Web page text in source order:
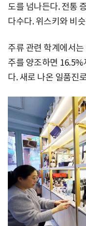
도를 넘나든다. 전통
다수다. 위스키와 비
주류 관련 학계에서
주를 양조하면
다. 새로 나온 일품진